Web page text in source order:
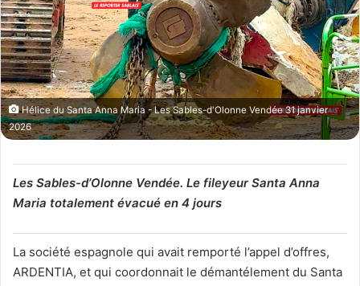
Hélice du Santa Anna Maria - Les Sables-d'Olonne Vendée 31 janvier
2026
Les Sables-d’Olonne Vendée. Le fileyeur Santa Anna
Maria totalement évacué en 4 jours
La société espagnole qui avait remporté l’appel d’offres,
ARDENTIA, et qui coordonnait le démantélement du Santa